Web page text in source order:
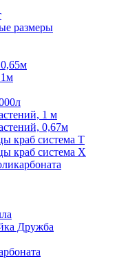
размеры
1м
1 м
0,67м
краб система Т
краб система Х
Дружба